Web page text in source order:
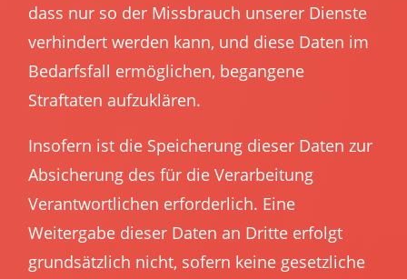
dass nur so der Missbrauch unserer Dienste
verhindert werden kann, und diese Daten im
Bedarfsfall ermöglichen, begangene
Straftaten aufzuklären.
Insofern ist die Speicherung dieser Daten zur
Absicherung des für die Verarbeitung
Verantwortlichen erforderlich. Eine
Weitergabe dieser Daten an Dritte erfolgt
grundsätzlich nicht, sofern keine gesetzliche